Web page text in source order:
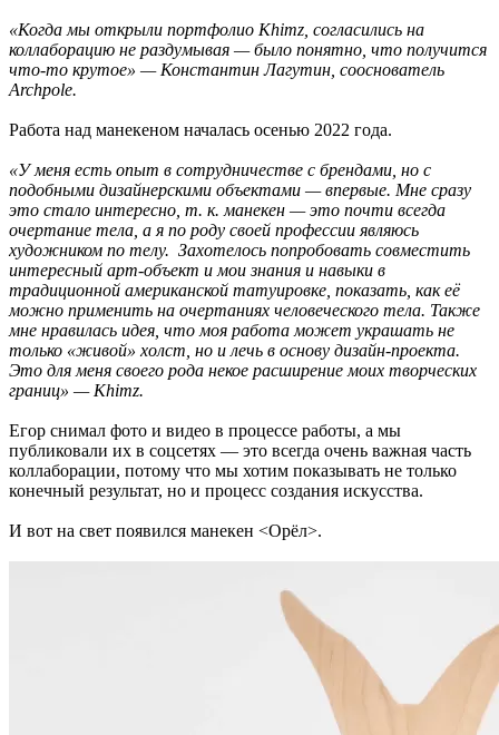
«Когда мы открыли портфолио Khimz, согласились на
коллаборацию не раздумывая — было понятно, что получится
что-то крутое» — Константин Лагутин, сооснователь
Archpole.
Работа над манекеном началась осенью 2022 года.
«У меня есть опыт в сотрудничестве с брендами, но с
подобными дизайнерскими объектами — впервые. Мне сразу
это стало интересно, т. к. манекен — это почти всегда
очертание тела, а я по роду своей профессии являюсь
художником по телу. Захотелось попробовать совместить
интересный арт-объект и мои знания и навыки в
традиционной американской татуировке, показать, как её
можно применить на очертаниях человеческого тела. Также
мне нравилась идея, что моя работа может украшать не
только «живой» холст, но и лечь в основу дизайн-проекта.
Это для меня своего рода некое расширение моих творческих
границ» — Khimz.
Егор снимал фото и видео в процессе работы, а мы
публиковали их в соцсетях — это всегда очень важная часть
коллаборации, потому что мы хотим показывать не только
конечный результат, но и процесс создания искусства.
И вот на свет появился манекен <Орёл>.